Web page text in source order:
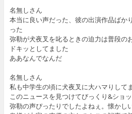
名無しさん
本当に良い声だった、彼の出演作品ばか
った
弥勒が犬夜叉を叱るときの迫力は普段の
ドキッとしてました
ああなんでなんだ
名無しさん
私も中学生の頃に犬夜叉に大ハマりしてま
このニュースを見つけてびっくり&ショッ
弥勒の声ぴったりでしたよねぇ。懐かしい